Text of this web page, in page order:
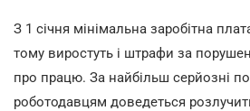
З 1 січня мінімальна заробітна
тому виростуть і штрафи за
про працю. За найбільш серйозні
роботодавцям доведеться